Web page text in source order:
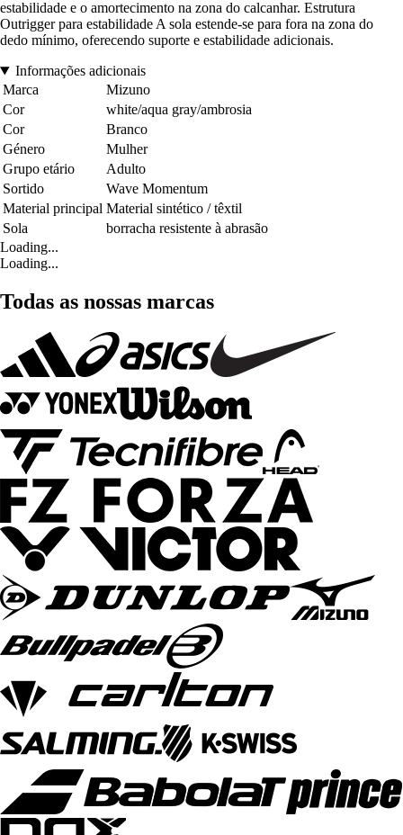
estabilidade e o amortecimento na zona do calcanhar. Estrutura
Outrigger para estabilidade A sola estende-se para fora na zona do
dedo mínimo, oferecendo suporte e estabilidade adicionais.
Informações adicionais
Marca
Mizuno
Cor
white/aqua gray/ambrosia
Cor
Branco
Género
Mulher
Grupo etário
Adulto
Sortido
Wave Momentum
Material principal Material sintético / têxtil
Sola
borracha resistente à abrasão
Loading...
Loading...
Todas as nossas marcas